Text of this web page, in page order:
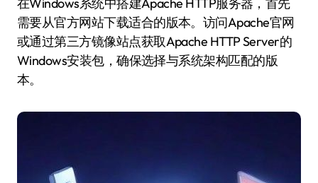
需要从官方网站下载适合的版本。访问Apache官网
或通过第三方镜像站点获取Apache HTTP Server的
Windows安装包，确保选择与系统架构匹配的版
本。